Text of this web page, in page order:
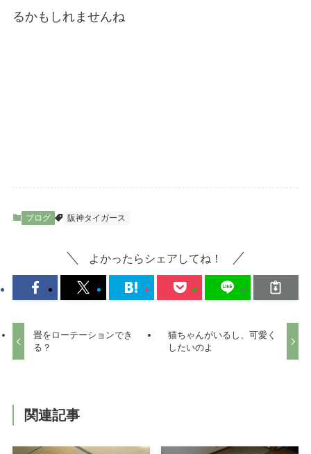
るかもしれませんね
ブログ 阪神タイガース
よかったらシェアしてね！
畳をローテーションでき
る？
猫ちゃんがいるし、可愛く
したいのよ
関連記事